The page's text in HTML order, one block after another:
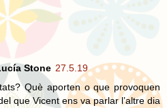
Stone 27.5.19
Què aporten o que provoquen
que Vicent ens va parlar l’altre dia